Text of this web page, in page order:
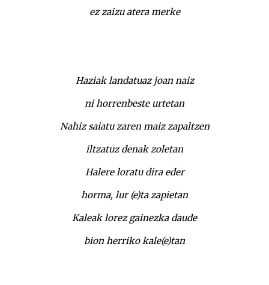
ez zaizu atera merke
Haziak landatuaz joan naiz
ni horrenbeste urtetan
Nahiz saiatu zaren maiz zapaltzen
iltzatuz denak zoletan
Halere loratu dira eder
horma, lur (e)ta zapietan
Kaleak lorez gainezka daude
bion herriko kale(e)tan